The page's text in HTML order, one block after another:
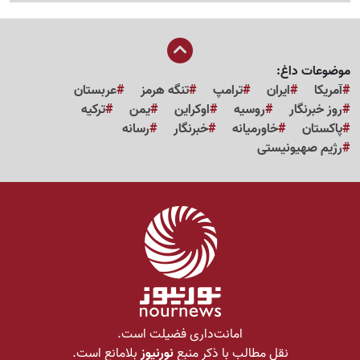
موضوعات داغ:
آمریکا
ایران ترامپ تنگه هرمز
عربستان
روز خبرنگار
روسیه اوکراین یمن
ترکیه
پاکستان
خاورمیانه خبرنگار
رسانه
رژیم صهیونیستی
امانت‌داری فضیلت است.
نقل مطالب با ذکر منبعنورنیوزبلامانع است.